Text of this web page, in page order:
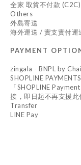
全家 取貨不付款 (C2C)
Others
外島寄送
海外運送 / 實支實付運
PAYMENT
zingala - BNPL by
SHOPLINE
「SHOPLINE
接，即日起不再支援此
Transfer
LINE Pay